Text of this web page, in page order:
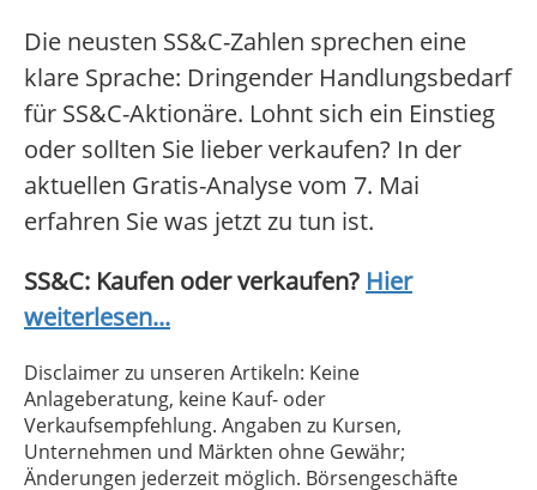
Die neusten SS&C-Zahlen sprechen eine
klare Sprache: Dringender Handlungsbedarf
für SS&C-Aktionäre. Lohnt sich ein Einstieg
oder sollten Sie lieber verkaufen? In der
aktuellen Gratis-Analyse vom 7. Mai
erfahren Sie was jetzt zu tun ist.
SS&C: Kaufen oder verkaufen? Hier
weiterlesen...
Disclaimer zu unseren Artikeln: Keine
Anlageberatung, keine Kauf- oder
Verkaufsempfehlung. Angaben zu Kursen,
Unternehmen und Märkten ohne Gewähr;
Änderungen jederzeit möglich. Börsengeschäfte